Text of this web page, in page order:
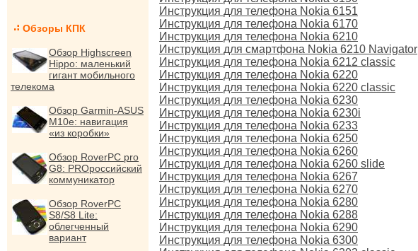
Обзоры КПК
Обзор Highscreen
Hippo: маленький
гигант мобильного
телекома
Обзор Garmin-ASUS
M10e: навигация
«из коробки»
Обзор RoverPC pro
G8: PROроссийский
коммуникатор
Обзор RoverPC
S8/S8 Lite:
облегченный
вариант
Инструкция для телефона Nokia 6151
Инструкция для телефона Nokia 6170
Инструкция для телефона Nokia 6210
Инструкция для смартфона Nokia 6210 Navigator
Инструкция для телефона Nokia 6212 classic
Инструкция для телефона Nokia 6220
Инструкция для телефона Nokia 6220 classic
Инструкция для телефона Nokia 6230
Инструкция для телефона Nokia 6230i
Инструкция для телефона Nokia 6233
Инструкция для телефона Nokia 6250
Инструкция для телефона Nokia 6260
Инструкция для телефона Nokia 6260 slide
Инструкция для телефона Nokia 6267
Инструкция для телефона Nokia 6270
Инструкция для телефона Nokia 6280
Инструкция для телефона Nokia 6288
Инструкция для телефона Nokia 6290
Инструкция для телефона Nokia 6300